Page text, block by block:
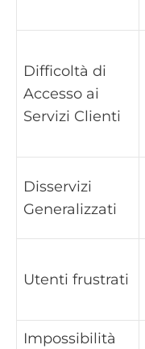
Difficoltà di
Accesso ai
Servizi Clienti
Disservizi
Generalizzati
Utenti frustrati
Impossibilità